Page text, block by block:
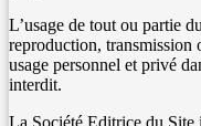
L’usage de tout ou partie
reproduction, transmission
usage personnel et privé
interdit.
La Société Editrice du